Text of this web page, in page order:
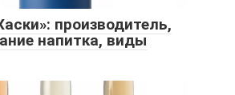
производитель,
напитка, виды